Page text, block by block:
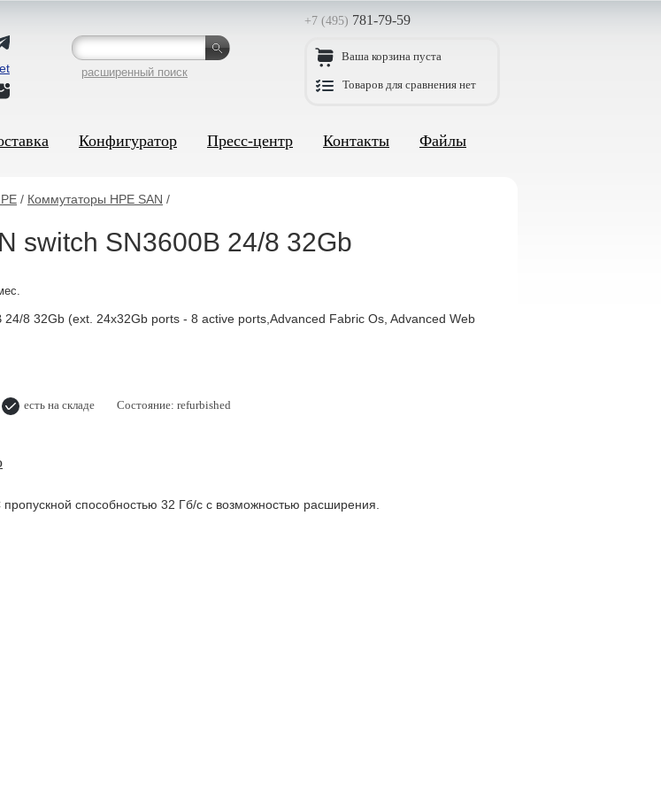
расширенный поиск
+7 (495) 781-79-59
Ваша корзина пуста
Товаров для сравнения нет
Конфигуратор Пресс-центр Контакты Файлы
/ Коммутаторы HPE SAN /
switch SN3600B 24/8 32Gb
24/8 32Gb (ext. 24x32Gb ports - 8 active ports,Advanced Fabric Os, Advanced Web
есть на складе Состояние: refurbished
способностью 32 Гб/с с возможностью расширения.